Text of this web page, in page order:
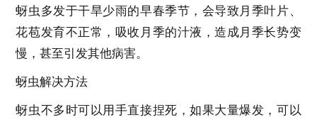
蚜虫多发于干旱少雨的早春季节，会导致月季叶片、
花苞发育不正常，吸收月季的汁液，造成月季长势变
慢，甚至引发其他病害。
蚜虫解决方法
蚜虫不多时可以用手直接捏死，如果大量爆发，可以